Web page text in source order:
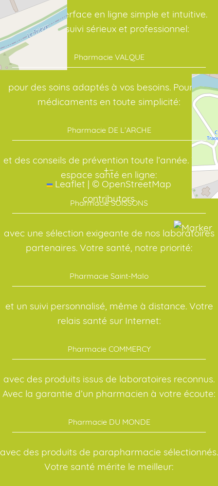
+−
Leaflet | © OpenStreetMap
contributors
avec une interface en ligne simple et intuitive.
Avec un suivi sérieux et professionnel:
Pharmacie VALQUE
pour des soins adaptés à vos besoins. Pour vos
médicaments en toute simplicité:
Pharmacie DE L’ARCHE
et des conseils de prévention toute l’année. Votre
espace santé en ligne:
Pharmacie SOISSONS
avec une sélection exigeante de nos laboratoires
partenaires. Votre santé, notre priorité:
Pharmacie Saint-Malo
et un suivi personnalisé, même à distance. Votre
relais santé sur Internet:
Pharmacie COMMERCY
avec des produits issus de laboratoires reconnus.
Avec la garantie d’un pharmacien à votre écoute:
Pharmacie DU MONDE
avec des produits de parapharmacie sélectionnés.
Votre santé mérite le meilleur: